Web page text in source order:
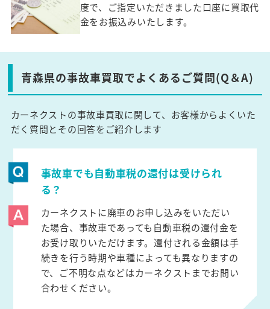
度で、ご指定いただきました口座に買取代
金をお振込みいたします。
青森県の事故車買取でよくあるご質問(Q＆A)
カーネクストの事故車買取に関して、お客様からよくいた
だく質問とその回答をご紹介します
事故車でも自動車税の還付は受けられ
る？
カーネクストに廃車のお申し込みをいただい
た場合、事故車であっても自動車税の還付金を
お受け取りいただけます。還付される金額は手
続きを行う時期や車種によっても異なりますの
で、ご不明な点などはカーネクストまでお問い
合わせください。